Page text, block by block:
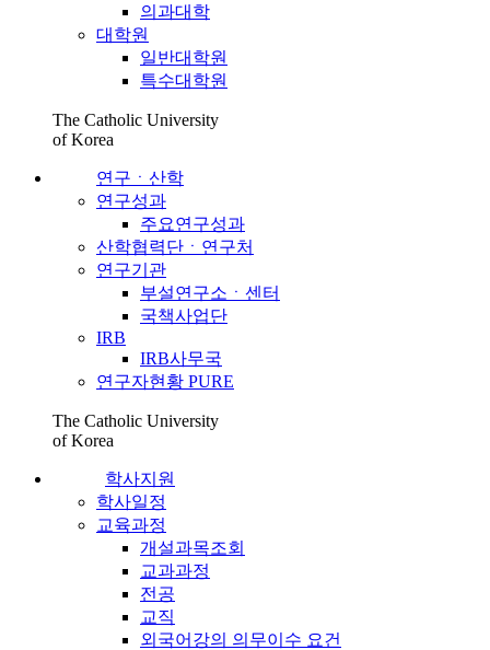
의과대학
대학원
일반대학원
특수대학원
The Catholic University
of Korea
연구ㆍ산학
연구성과
주요연구성과
산학협력단ㆍ연구처
연구기관
부설연구소ㆍ센터
국책사업단
IRB
IRB사무국
연구자현황 PURE
The Catholic University
of Korea
학사지원
학사일정
교육과정
개설과목조회
교과과정
전공
교직
외국어강의 의무이수 요건